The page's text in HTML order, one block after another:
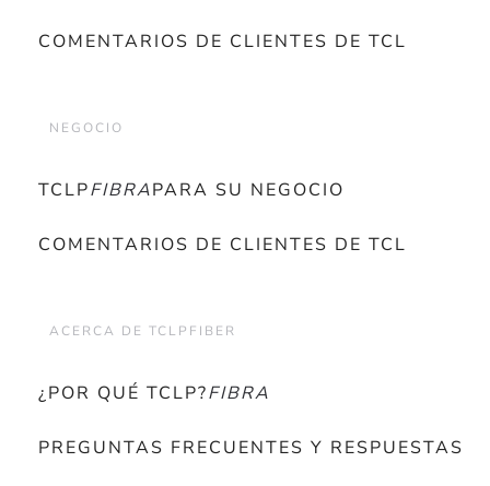
COMENTARIOS DE CLIENTES DE TCL
NEGOCIO
TCLPFIBRAPARA SU NEGOCIO
COMENTARIOS DE CLIENTES DE TCL
ACERCA DE TCLPFIBER
¿POR QUÉ TCLP?FIBRA
PREGUNTAS FRECUENTES Y RESPUESTAS